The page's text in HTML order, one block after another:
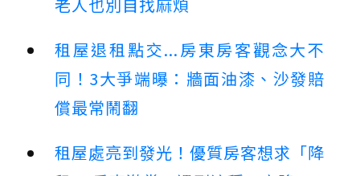
租屋退租點交...房東房客觀念大不
同！3大爭端曝：牆面油漆、沙發賠
償最常鬧翻
租屋處亮到發光！優質房客想求「降